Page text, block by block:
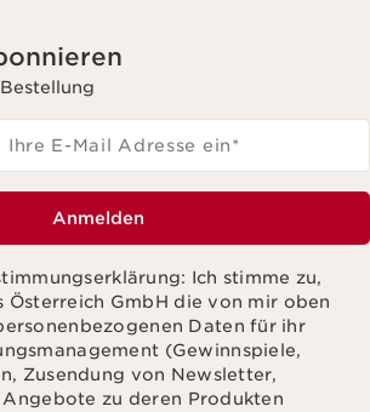
E-Mail Adresse ein*
Anmelden
Ich stimme zu,
Österreich GmbH die von mir oben
Daten für ihr
(Gewinnspiele,
Zusendung von Newsletter,
zu deren Produkten